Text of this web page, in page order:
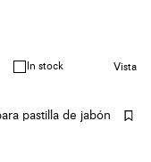
In stock Vista
pastilla de jabón